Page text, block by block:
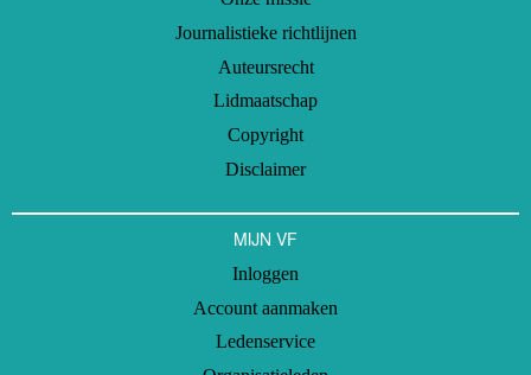
Journalistieke richtlijnen
Auteursrecht
Lidmaatschap
Copyright
Disclaimer
MIJN VF
Inloggen
Account aanmaken
Ledenservice